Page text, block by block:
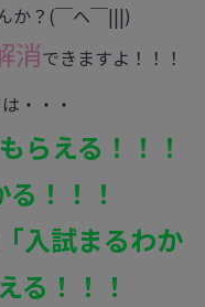
か？(￣へ￣|||)
消できますよ！！！
・・・
らえる！！！
！！！
入試まるわか
る！！！